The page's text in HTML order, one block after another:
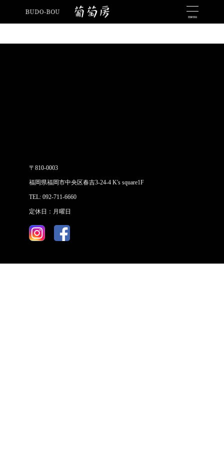
menu
〒810-0003
福岡県福岡市中央区春吉3-24-4 K's square1F
TEL: 092-711-6660
定休日：月曜日